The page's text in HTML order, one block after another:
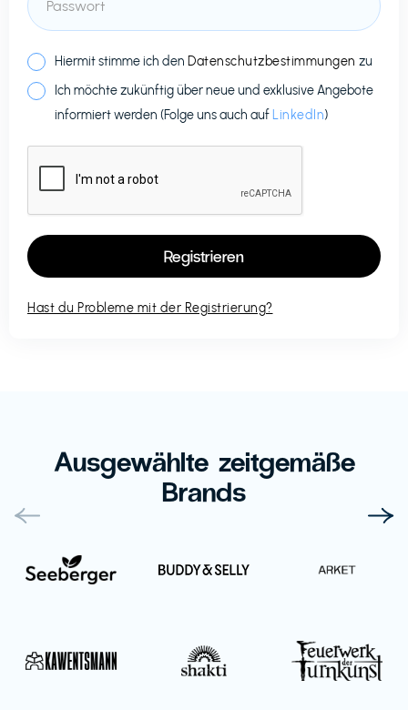
Hiermit stimme ich den Datenschutzbestimmungen zu
Ich möchte zukünftig über neue und exklusive Angebote
informiert werden (Folge uns auch auf LinkedIn)
Hast du Probleme mit der Registrierung?
Ausgewählte zeitgemäße
Brands